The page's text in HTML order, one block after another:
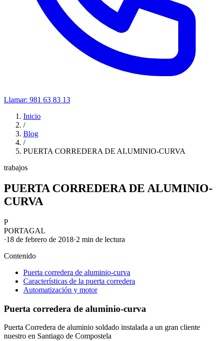
Llamar: 981 63 83 13
Inicio
/
Blog
/
PUERTA CORREDERA DE ALUMINIO-CURVA
trabajos
PUERTA CORREDERA DE ALUMINIO-
CURVA
P
PORTAGAL
·18 de febrero de 2018·2 min de lectura
Contenido
Puerta corredera de aluminio-curva
Características de la puerta corredera
Automatización y motor
Puerta corredera de aluminio-curva
Puerta Corredera de aluminio soldado instalada a un gran cliente
nuestro en Santiago de Compostela